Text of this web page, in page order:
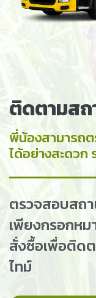
ติดตามสถ
พี่น้องสามารถ
ได้อย่างสะดวก
ตรวจสอบสถ
เพียงกรอกห
สั่งซื้อเพื่อติด
ไทม์